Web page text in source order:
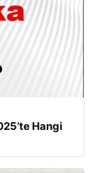
Hangi